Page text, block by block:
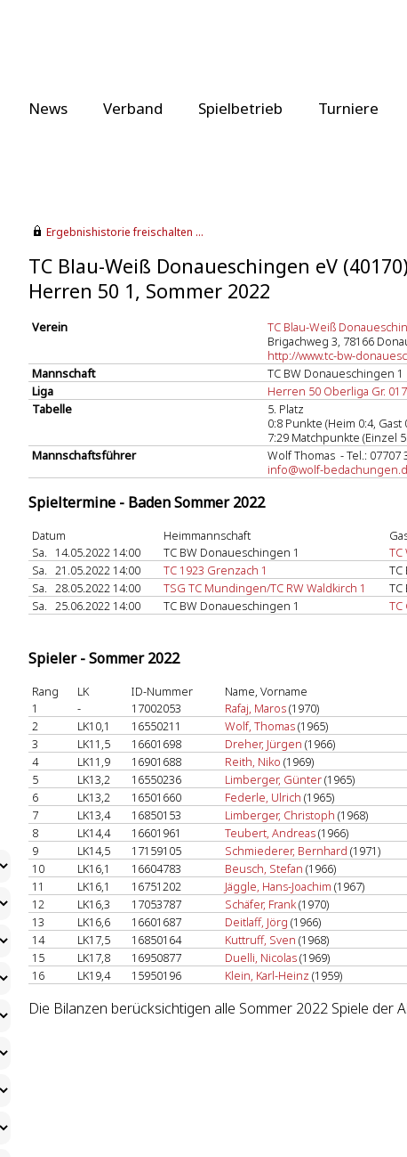
News Verband Spielbetrieb Turniere
Ergebnishistorie freischalten ...
TC Blau-Weiß Donaueschingen eV (40170)
Herren 50 1, Sommer 2022
Verein
TC Blau-Weiß
Brigachweg 3, 78166
http://www.tc-bw-
Mannschaft
TC BW Donaueschingen 1
Liga
Herren 50 Oberliga Gr. 017
Tabelle
5. Platz
0:8 Punkte (Heim 0:4, Gast
7:29 Matchpunkte (Einzel
Mannschaftsführer
Wolf Thomas - Tel.: 07707
info@wolf-
Spieltermine - Baden Sommer 2022
Datum Heimmannschaft
Sa.
14.05.2022 14:00 TC BW Donaueschingen 1 TC
Sa. 21.05.2022 14:00 TC 1923 Grenzach 1 TC
Sa. 28.05.2022 14:00 TSG TC Mundingen/TC RW Waldkirch 1 TC
Sa. 25.06.2022 14:00 TC BW Donaueschingen 1
Spieler - Sommer 2022
Rang LK ID-Nummer Name, Vorname
1
- 17002053 Rafaj, Maros(1970)
2
LK10,1 16550211 Wolf, Thomas(1965)
3
LK11,5 16601698 Dreher, Jürgen (1966)
4
LK11,9 16901688 Reith, Niko (1969)
5
LK13,2 16550236 Limberger, Günter(1965)
6
LK13,2 16501660 Federle, Ulrich (1965)
7
LK13,4 16850153 Limberger, Christoph (1968)
8
LK14,4 16601961 Teubert, Andreas(1966)
9
LK14,5 17159105 Schmiederer, Bernhard (1971)
10
LK16,1 16604783 Beusch, Stefan (1966)
11
LK16,1 16751202 Jäggle, Hans-Joachim (1967)
12
LK16,3 17053787 Schäfer, Frank(1970)
13
LK16,6 16601687 Deitlaff, Jörg (1966)
14
LK17,5 16850164 Kuttruff, Sven (1968)
15
LK17,8 16950877 Duelli, Nicolas(1969)
16
LK19,4 15950196 Klein, Karl-Heinz (1959)
Die Bilanzen berücksichtigen alle Sommer 2022 Spiele der